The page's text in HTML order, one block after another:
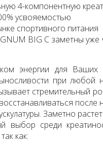
4-компонентную
усвояемостью
спортивного питания
BIG C заметны
энергии для
при любой
стремительный
после
Заметно
выбор среди
как: